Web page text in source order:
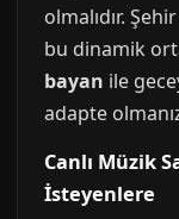
olmalıdır.
bu dinamik
bayan ile
adapte
Canlı Müzik
İsteyenlere